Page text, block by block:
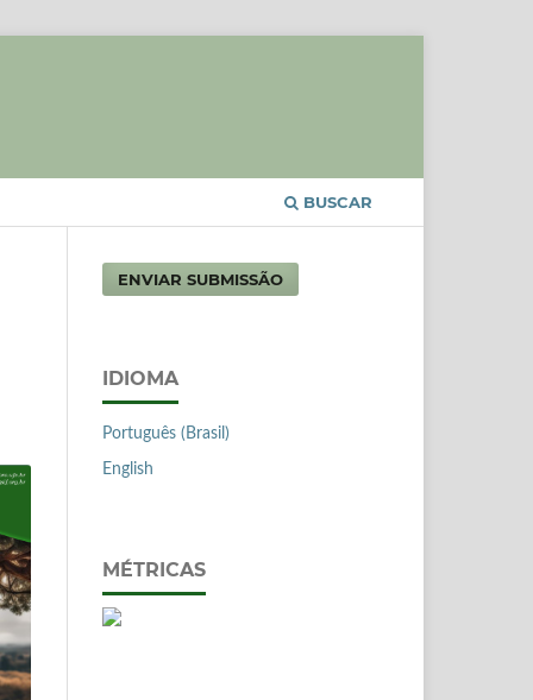
BUSCAR
ENVIAR SUBMISSÃO
IDIOMA
Português (Brasil)
English
MÉTRICAS